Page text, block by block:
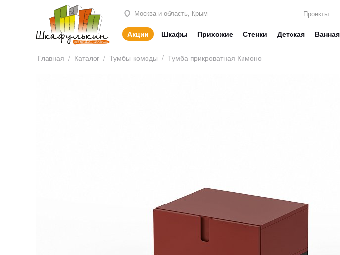
Москва и область, Крым Проекты
Акции Шкафы Прихожие Стенки Детская Ванная
Главная / Каталог / Тумбы-комоды / Тумба прикроватная Кимоно